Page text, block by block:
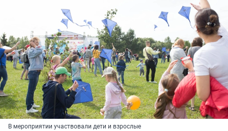
В мероприятии участвовали дети и взрослые